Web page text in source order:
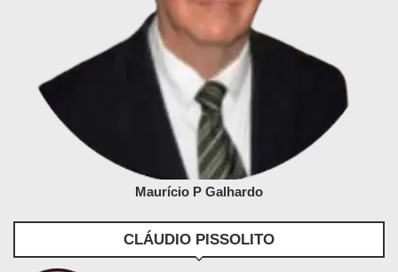
Maurício P Galhardo
CLÁUDIO PISSOLITO